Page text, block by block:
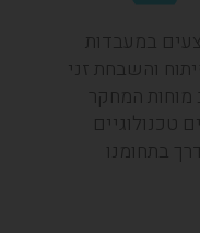
במעבדות
והשבחת זני
המחקר
טכנולוגיים
בתחומנו